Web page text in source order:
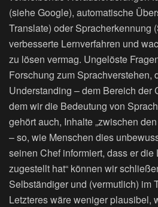
(siehe Google), automatische
Translate) oder Spracherkennung
verbesserte Lernverfahren und
zu lösen vermag. Ungelöste
Forschung zum Sprachverstehen,
Understanding – dem Bereich der
dem wir die Bedeutung von
gehört auch, Inhalte „zwischen
– so, wie Menschen dies
seinen Chef informiert, dass er die
zugestellt hat“ können wir
Selbständiger und (vermutlich) im
Letzteres wäre weniger plausibel,